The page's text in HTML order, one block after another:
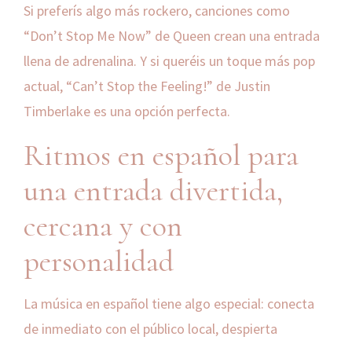
Si preferís algo más rockero, canciones como
“Don’t Stop Me Now” de Queen crean una entrada
llena de adrenalina. Y si queréis un toque más pop
actual, “Can’t Stop the Feeling!” de Justin
Timberlake es una opción perfecta.
Ritmos en español para
una entrada divertida,
cercana y con
personalidad
La música en español tiene algo especial: conecta
de inmediato con el público local, despierta